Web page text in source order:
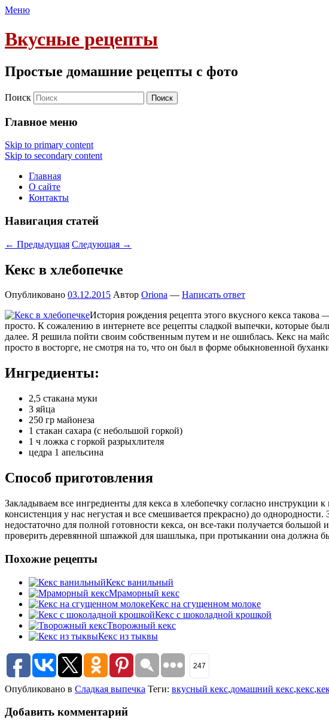
Меню
Вкусные рецепты
Простые домашние рецепты с фото
Поиск
Главное меню
Skip to primary content
Skip to secondary content
Главная
О сайте
Контакты
Навигация статей
← Предыдущая Следующая →
Кекс в хлебопечке
Опубликовано 03.12.2015 Автор Oriona — Написать ответ
История рождения рецепта этого вкусного кекса
просто. К сожалению в интернете все рецепты сладкой выпечки, которые
далее. Я решила пойти своим собственным путем и не ошиблась. Кекс на
просто в восторге, не смотря на то, что он был в форме обыкновенной
Ингредиенты:
2,5 стакана муки
3 яйца
250 гр майонеза
1 стакан сахара (с небольшой горкой)
1 ч ложка с горкой разрыхлителя
цедра 1 апельсина
Способ приготовления
Закладываем все ингредиенты для кекса в хлебопечку согласно
консистенция у нас негустая и все смешивается прекрасно) до
недостаточно для полной готовности кекса, он все-таки получается
проверить деревянной шпажкой для шашлыка, при протыкании она должна
Похожие рецепты
Кекс ванильный
Мраморный кекс
Кекс на сгущенном молоке
Кекс с шоколадной крошкой
Творожный кекс
Кекс из тыквы
247
Опубликовано в Сладкая выпечка Теги: вкусный кекс,домашний кекс,кекс,
Добавить комментарий